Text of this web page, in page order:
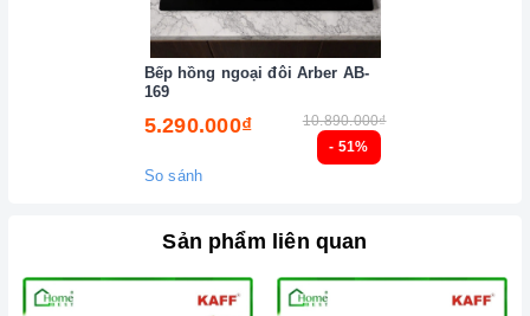
cảm ứng để tránh các mã lỗi bếp điện từvà để tiết kiệm
bằng cách chạm vào nút bật/ tắt trên bảng điều
khiển, và thao tác trượt để tăng giảm công suất/ nhiệt độ/
hướng dẫn sử dụng.
và để ngăn mọi tác động làm thay đổi các cài đặt trong quá
- 51%
Bếp hồng ngoại đôi Arber AB-
169
5.290.000₫ 10.890.000₫
So sánh
Sản phẩm liên quan